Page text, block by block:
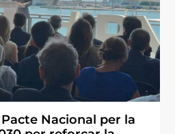
Nacional per la